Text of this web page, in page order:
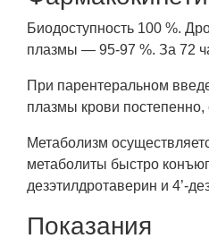
Биодоступность 100 %.
плазмы — 95-97 %. За 72
При парентеральном
плазмы крови
Метаболизм
метаболиты быстро
дезэтилдротаверин и 4’-
Показания